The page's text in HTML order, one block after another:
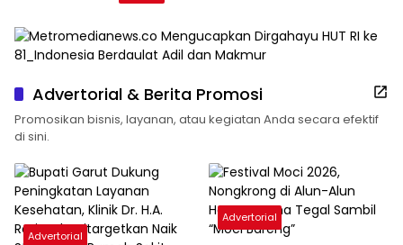
Advertorial & Berita Promosi
Promosikan bisnis, layanan, atau kegiatan Anda secara efektif
di sini.
Advertorial
Advertorial